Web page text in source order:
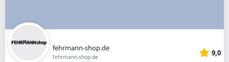
fehrmann-shop.de
fehrmann-shop.de 9,0